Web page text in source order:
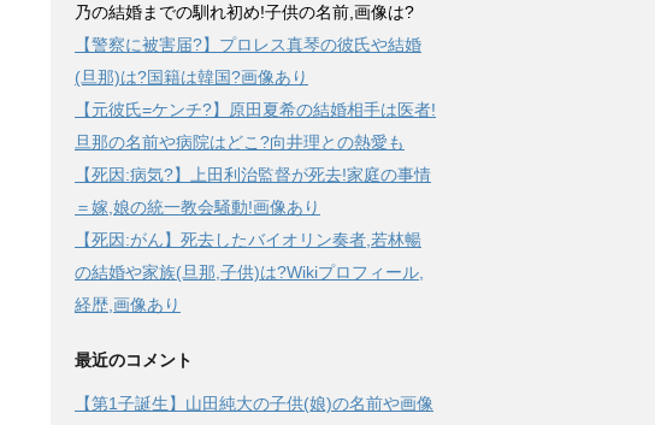
乃の結婚までの馴れ初め!子供の名前,画像は?
【警察に被害届?】プロレス真琴の彼氏や結婚
(旦那)は?国籍は韓国?画像あり
【元彼氏=ケンチ?】原田夏希の結婚相手は医者!
旦那の名前や病院はどこ?向井理との熱愛も
【死因:病気?】上田利治監督が死去!家庭の事情
＝嫁,娘の統一教会騒動!画像あり
【死因:がん】死去したバイオリン奏者,若林暢
の結婚や家族(旦那,子供)は?Wikiプロフィール,
経歴,画像あり
最近のコメント
【第1子誕生】山田純大の子供(娘)の名前や画像